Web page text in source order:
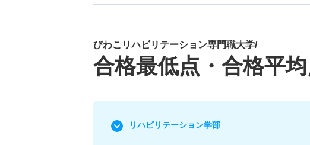
びわこリハビリテーション専門職大学/
合格最低点・合格平
リハビリテーション学部